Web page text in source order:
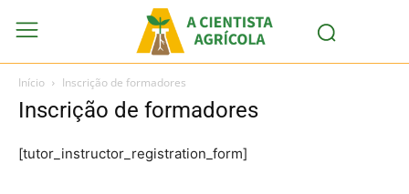
Início Inscrição de formadores
Inscrição de formadores
[tutor_instructor_registration_form]